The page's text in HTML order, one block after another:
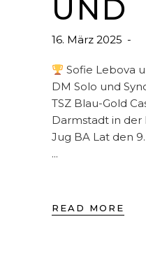
UND
16. März 2025
Sofie Lebova
DM Solo und
TSZ Blau-Gold
Darmstadt in der
Jug BA Lat den
READ MORE